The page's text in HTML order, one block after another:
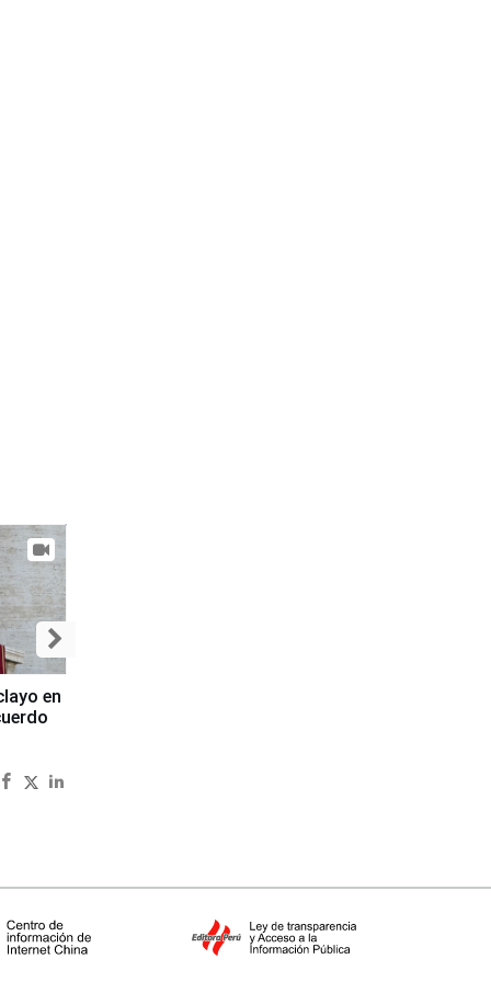
en